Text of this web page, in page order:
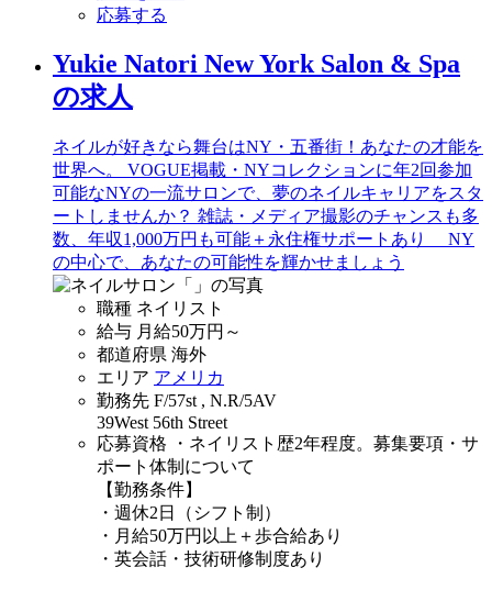
応募する
Yukie Natori New York Salon & Spa
の求人
ネイルが好きなら舞台はNY・五番街！あなたの才能を
世界へ。 VOGUE掲載・NYコレクションに年2回参加
可能なNYの一流サロンで、夢のネイルキャリアをスタ
ートしませんか？ 雑誌・メディア撮影のチャンスも多
数、年収1,000万円も可能＋永住権サポートあり NY
の中心で、あなたの可能性を輝かせましょう
職種 ネイリスト
給与 月給50万円～
都道府県 海外
エリア アメリカ
勤務先 F/57st , N.R/5AV
39West 56th Street
応募資格
・ネイリスト歴2年程度。募集要項・サ
ポート体制について
【勤務条件】
・週休2日（シフト制）
・月給50万円以上＋歩合給あり
・英会話・技術研修制度あり